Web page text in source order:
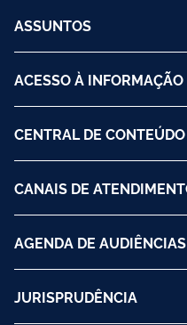
ASSUNTOS
ACESSO À INFORMAÇÃO
CENTRAL DE CONTEÚDO
CANAIS DE
AGENDA DE AUDIÊNCIAS
JURISPRUDÊNCIA